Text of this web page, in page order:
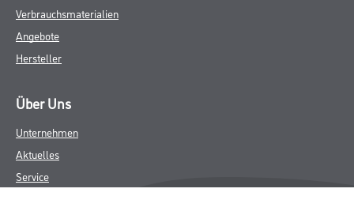
Verbrauchsmaterialien
Angebote
Hersteller
Über Uns
Unternehmen
Aktuelles
Service